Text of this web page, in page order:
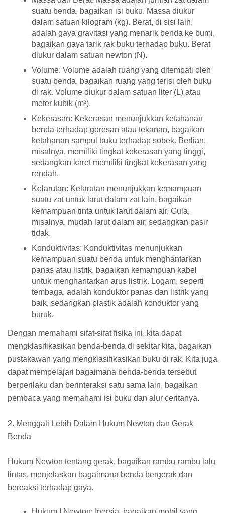
suatu benda, bagaikan isi buku. Massa diukur
dalam satuan kilogram (kg). Berat, di sisi lain,
adalah gaya gravitasi yang menarik benda ke bumi,
bagaikan gaya tarik rak buku terhadap buku. Berat
diukur dalam satuan newton (N).
Volume: Volume adalah ruang yang ditempati oleh
suatu benda, bagaikan ruang yang terisi oleh buku
di rak. Volume diukur dalam satuan liter (L) atau
meter kubik (m³).
Kekerasan: Kekerasan menunjukkan ketahanan
benda terhadap goresan atau tekanan, bagaikan
ketahanan sampul buku terhadap sobek. Berlian,
misalnya, memiliki tingkat kekerasan yang tinggi,
sedangkan karet memiliki tingkat kekerasan yang
rendah.
Kelarutan: Kelarutan menunjukkan kemampuan
suatu zat untuk larut dalam zat lain, bagaikan
kemampuan tinta untuk larut dalam air. Gula,
misalnya, mudah larut dalam air, sedangkan pasir
tidak.
Konduktivitas: Konduktivitas menunjukkan
kemampuan suatu benda untuk menghantarkan
panas atau listrik, bagaikan kemampuan kabel
untuk menghantarkan arus listrik. Logam, seperti
tembaga, adalah konduktor panas dan listrik yang
baik, sedangkan plastik adalah konduktor yang
buruk.
Dengan memahami sifat-sifat fisika ini, kita dapat
mengklasifikasikan benda-benda di sekitar kita, bagaikan
pustakawan yang mengklasifikasikan buku di rak. Kita juga
dapat mempelajari bagaimana benda-benda tersebut
berperilaku dan berinteraksi satu sama lain, bagaikan
pembaca yang memahami isi buku dan alur ceritanya.
2. Menggali Lebih Dalam Hukum Newton dan Gerak
Benda
Hukum Newton tentang gerak, bagaikan rambu-rambu lalu
lintas, menjelaskan bagaimana benda bergerak dan
bereaksi terhadap gaya.